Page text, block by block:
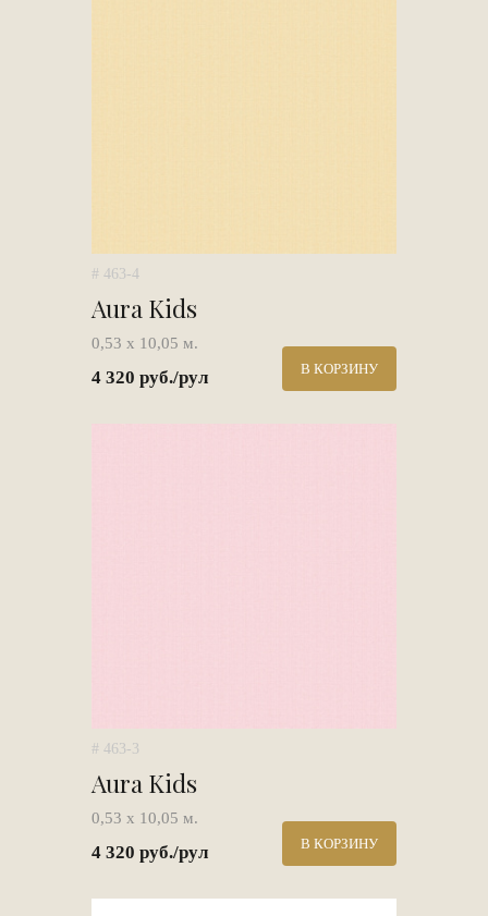
# 463-4
Aura Kids
0,53 х 10,05 м.
4 320 руб./рул В КОРЗИНУ
# 463-3
Aura Kids
0,53 х 10,05 м.
4 320 руб./рул В КОРЗИНУ